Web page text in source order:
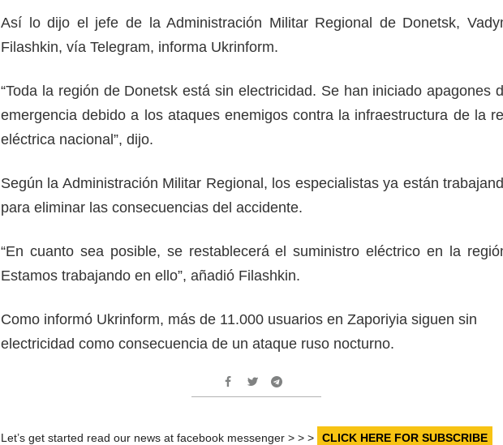
Así lo dijo el jefe de la Administración Militar Regional de Donetsk,
Filashkin, vía Telegram, informa Ukrinform.
“Toda la región de Donetsk está sin electricidad. Se han iniciado apagones
emergencia debido a los ataques enemigos contra la infraestructura de la
eléctrica nacional”, dijo.
Según la Administración Militar Regional, los especialistas ya están
para eliminar las consecuencias del accidente.
“En cuanto sea posible, se restablecerá el suministro eléctrico en la
Estamos trabajando en ello”, añadió Filashkin.
Como informó Ukrinform, más de 11.000 usuarios en Zaporiyia siguen sin
electricidad como consecuencia de un ataque ruso nocturno.
Let’s get started read our news at facebook messenger > > > CLICK HERE FOR SUBSCRIBE